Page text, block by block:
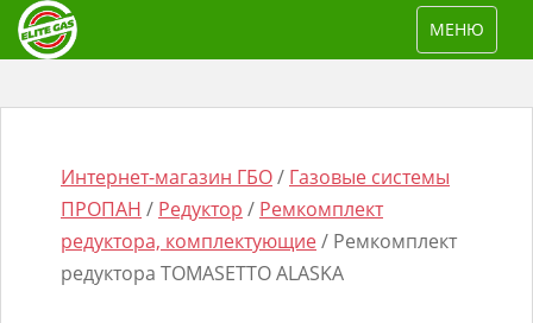
p
TOGGLE
МЕНЮ
Интернет-магазин ГБО/ Газовые системы
ПРОПАН / Редуктор / Ремкомплект
редуктора, комплектующие/ Ремкомплект
редуктора TOMASETTO ALASKA